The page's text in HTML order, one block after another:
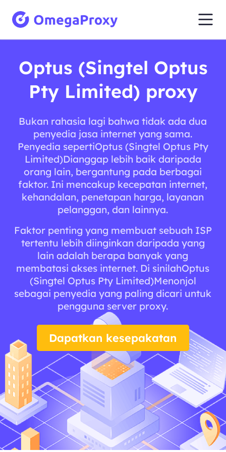
Optus (Singtel Optus
Pty Limited) proxy
Bukan rahasia lagi bahwa tidak ada dua
penyedia jasa internet yang sama.
Penyedia sepertiOptus (Singtel Optus Pty
Limited)Dianggap lebih baik daripada
orang lain, bergantung pada berbagai
faktor. Ini mencakup kecepatan internet,
kehandalan, penetapan harga, layanan
pelanggan, dan lainnya.
Faktor penting yang membuat sebuah ISP
tertentu lebih diinginkan daripada yang
lain adalah berapa banyak yang
membatasi akses internet. Di sinilahOptus
(Singtel Optus Pty Limited)Menonjol
sebagai penyedia yang paling dicari untuk
pengguna server proxy.
Dapatkan kesepakatan